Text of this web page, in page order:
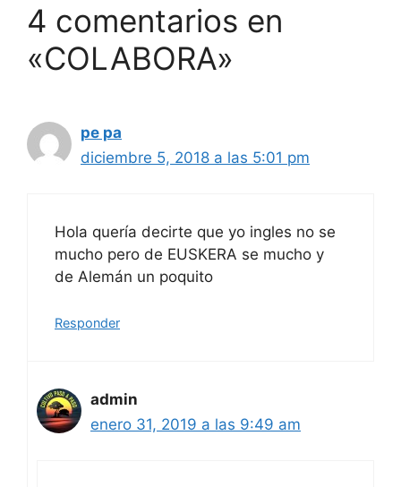
4 comentarios en
«COLABORA»
pe pa
diciembre 5, 2018 a las 5:01 pm
Hola quería decirte que yo ingles no se
mucho pero de EUSKERA se mucho y
de Alemán un poquito
Responder
admin
enero 31, 2019 a las 9:49 am